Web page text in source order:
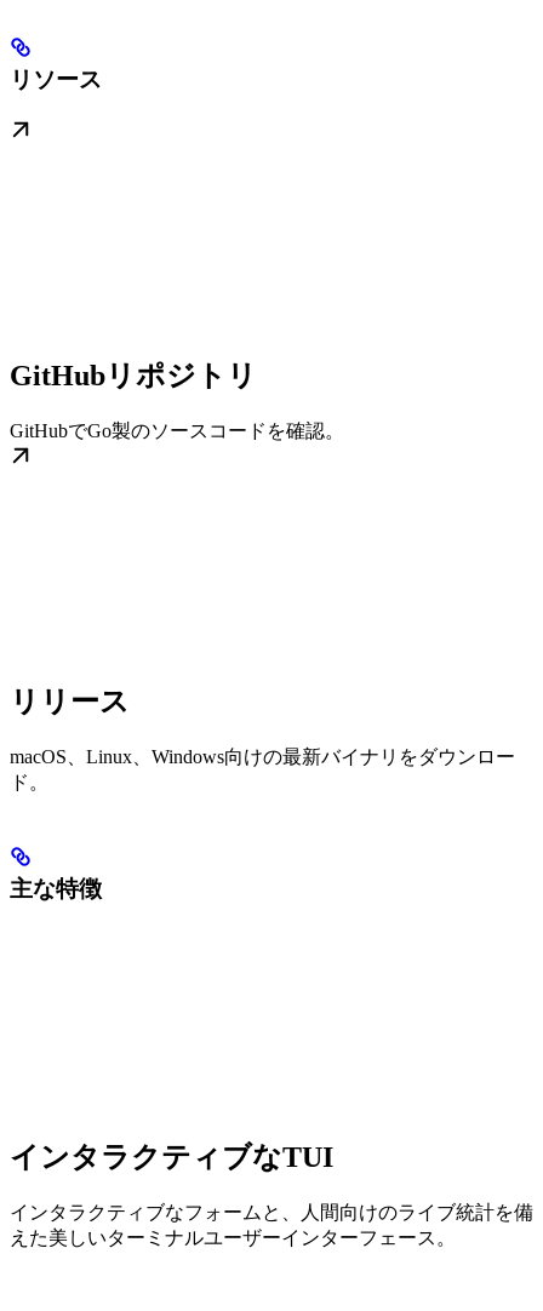
リソース
GitHubリポジトリ
GitHubでGo製のソースコードを確認。
リリース
macOS、Linux、Windows向けの最新バイナリをダウンロー
ド。
主な特徴
インタラクティブなTUI
インタラクティブなフォームと、人間向けのライブ統計を備
えた美しいターミナルユーザーインターフェース。